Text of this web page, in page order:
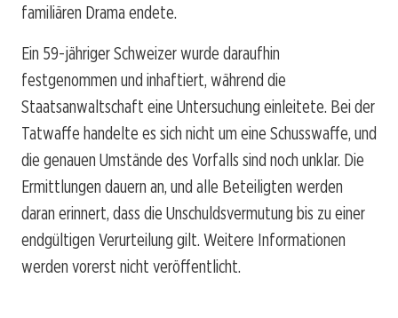
familiären Drama endete.
Ein 59-jähriger Schweizer wurde daraufhin
festgenommen und inhaftiert, während die
Staatsanwaltschaft eine Untersuchung einleitete. Bei der
Tatwaffe handelte es sich nicht um eine Schusswaffe, und
die genauen Umstände des Vorfalls sind noch unklar. Die
Ermittlungen dauern an, und alle Beteiligten werden
daran erinnert, dass die Unschuldsvermutung bis zu einer
endgültigen Verurteilung gilt. Weitere Informationen
werden vorerst nicht veröffentlicht.